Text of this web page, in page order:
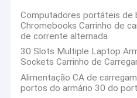
Casa
Computadores portáteis de
Chromebooks Carrinho de
de corrente alternada
30 Slots Multiple Laptop
Sockets Carrinho de
Alimentação CA de
portos do armário 30 do